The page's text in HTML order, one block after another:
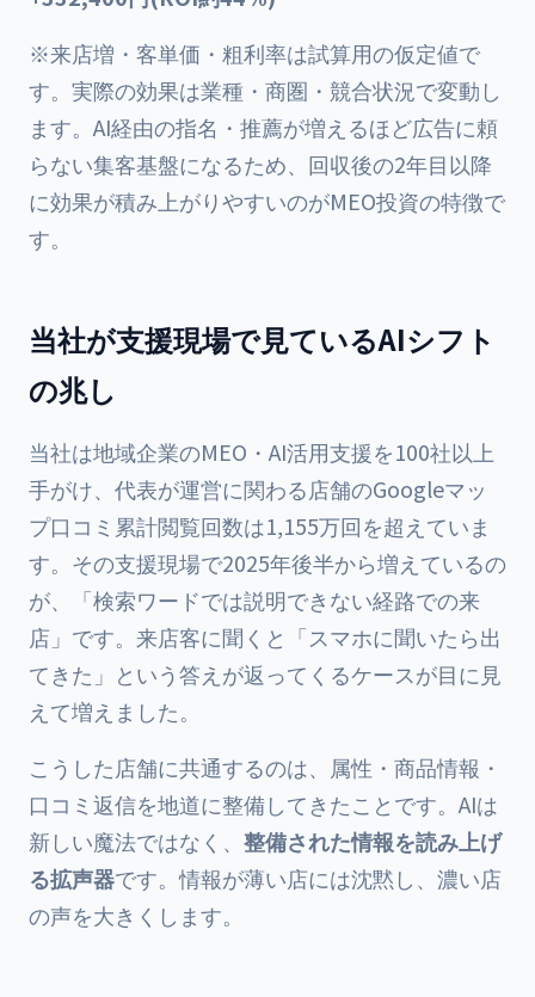
※来店増・客単価・粗利率は試算用の仮定値で
す。実際の効果は業種・商圏・競合状況で変動し
ます。AI経由の指名・推薦が増えるほど広告に頼
らない集客基盤になるため、回収後の2年目以降
に効果が積み上がりやすいのがMEO投資の特徴で
す。
当社が支援現場で見ているAIシフト
の兆し
当社は地域企業のMEO・AI活用支援を100社以上
手がけ、代表が運営に関わる店舗のGoogleマッ
プ口コミ累計閲覧回数は1,155万回を超えていま
す。その支援現場で2025年後半から増えているの
が、「検索ワードでは説明できない経路での来
店」です。来店客に聞くと「スマホに聞いたら出
てきた」という答えが返ってくるケースが目に見
えて増えました。
こうした店舗に共通するのは、属性・商品情報・
口コミ返信を地道に整備してきたことです。AIは
新しい魔法ではなく、 整備された情報を読み上げ
る拡声器です。情報が薄い店には沈黙し、濃い店
の声を大きくします。